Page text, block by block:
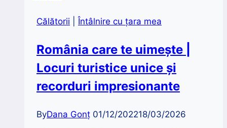
București
Călătorii |Întâlnire cu țara mea
România care te uimește |
Locuri turistice unice și
recorduri impresionante
ByDana Gonț 01/12/202218/03/2026